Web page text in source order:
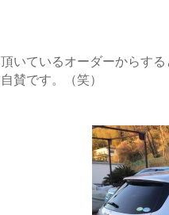
頂いているオーダーからす
自賛です。（笑）